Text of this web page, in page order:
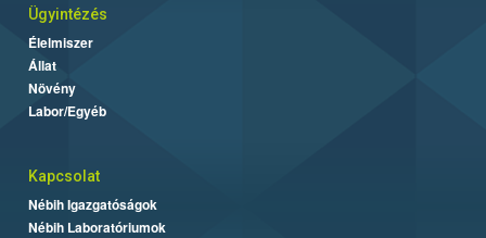
Ügyintézés
Élelmiszer
Állat
Növény
Labor/Egyéb
Kapcsolat
Nébih Igazgatóságok
Nébih Laboratóriumok